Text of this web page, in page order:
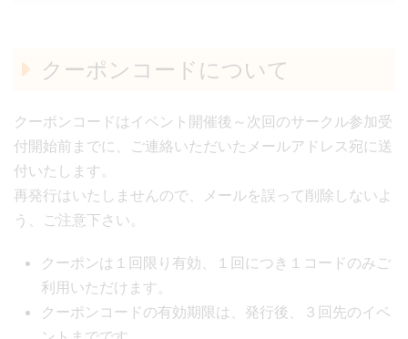
クーポンコードについて
クーポンコードはイベント開催後～次回のサークル参加受
付開始前までに、ご連絡いただいたメールアドレス宛に送
付いたします。
再発行はいたしませんので、メールを誤って削除しないよ
う、ご注意下さい。
クーポンは１回限り有効、１回につき１コードのみご
利用いただけます。
クーポンコードの有効期限は、発行後、３回先のイベ